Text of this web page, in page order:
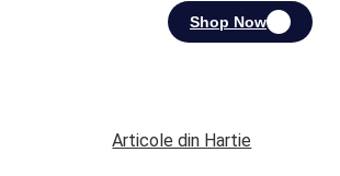
Shop Now
Articole din Hartie